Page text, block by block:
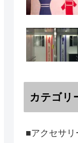
カテゴリ
■アクセサリ